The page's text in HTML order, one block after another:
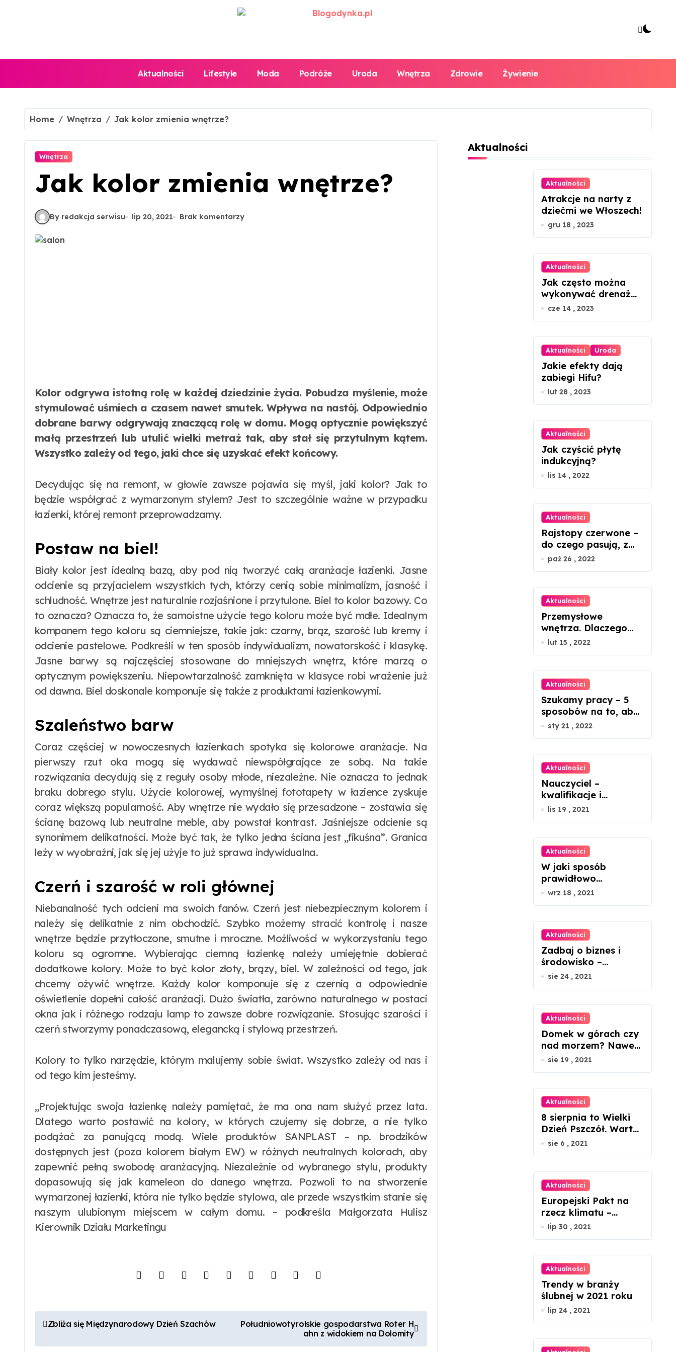
Aktualności Lifestyle Moda Podróże Uroda Wnętrza Zdrowie Żywienie
Home Wnętrza Jak kolor zmienia wnętrze?
Wnętrza
Jak kolor zmienia wnętrze?
By redakcja serwisu lip 20, 2021 Brak komentarzy
Kolor odgrywa istotną rolę w każdej dziedzinie życia. Pobudza myślenie, może
stymulować uśmiech a czasem nawet smutek. Wpływa na nastój. Odpowiednio
dobrane barwy odgrywają znaczącą rolę w domu. Mogą optycznie powiększyć
małą przestrzeń lub utulić wielki metraż tak, aby stał się przytulnym kątem.
Wszystko zależy od tego, jaki chce się uzyskać efekt końcowy.
Decydując się na remont, w głowie zawsze pojawia się myśl, jaki kolor? Jak to
będzie współgrać z wymarzonym stylem? Jest to szczególnie ważne w przypadku
łazienki, której remont przeprowadzamy.
Postaw na biel!
Biały kolor jest idealną bazą, aby pod nią tworzyć całą aranżacje łazienki. Jasne
odcienie są przyjacielem wszystkich tych, którzy cenią sobie minimalizm, jasność i
schludność. Wnętrze jest naturalnie rozjaśnione i przytulone. Biel to kolor bazowy. Co
to oznacza? Oznacza to, że samoistne użycie tego koloru może być mdłe. Idealnym
kompanem tego koloru są ciemniejsze, takie jak: czarny, brąz, szarość lub kremy i
odcienie pastelowe. Podkreśli w ten sposób indywidualizm, nowatorskość i klasykę.
Jasne barwy są najczęściej stosowane do mniejszych wnętrz, które marzą o
optycznym powiększeniu. Niepowtarzalność zamknięta w klasyce robi wrażenie już
od dawna. Biel doskonale komponuje się także z produktami łazienkowymi.
Szaleństwo barw
Coraz częściej w nowoczesnych łazienkach spotyka się kolorowe aranżacje. Na
pierwszy rzut oka mogą się wydawać niewspółgrające ze sobą. Na takie
rozwiązania decydują się z reguły osoby młode, niezależne. Nie oznacza to jednak
braku dobrego stylu. Użycie kolorowej, wymyślnej fototapety w łazience zyskuje
coraz większą popularność. Aby wnętrze nie wydało się przesadzone – zostawia się
ścianę bazową lub neutralne meble, aby powstał kontrast. Jaśniejsze odcienie są
synonimem delikatności. Może być tak, że tylko jedna ściana jest „fikuśna”. Granica
leży w wyobraźni, jak się jej użyje to już sprawa indywidualna.
Czerń i szarość w roli głównej
Niebanalność tych odcieni ma swoich fanów. Czerń jest niebezpiecznym kolorem i
należy się delikatnie z nim obchodzić. Szybko możemy stracić kontrolę i nasze
wnętrze będzie przytłoczone, smutne i mroczne. Możliwości w wykorzystaniu tego
koloru są ogromne. Wybierając ciemną łazienkę należy umiejętnie dobierać
dodatkowe kolory. Może to być kolor złoty, brązy, biel. W zależności od tego, jak
chcemy ożywić wnętrze. Każdy kolor komponuje się z czernią a odpowiednie
oświetlenie dopełni całość aranżacji. Dużo światła, zarówno naturalnego w postaci
okna jak i różnego rodzaju lamp to zawsze dobre rozwiązanie. Stosując szarości i
czerń stworzymy ponadczasową, elegancką i stylową przestrzeń.
Kolory to tylko narzędzie, którym malujemy sobie świat. Wszystko zależy od nas i
od tego kim jesteśmy.
„Projektując swoja łazienkę należy pamiętać, że ma ona nam służyć przez lata.
Dlatego warto postawić na kolory, w których czujemy się dobrze, a nie tylko
podążać za panującą modą. Wiele produktów SANPLAST – np. brodzików
dostępnych jest (poza kolorem białym EW) w różnych neutralnych kolorach, aby
zapewnić pełną swobodę aranżacyjną. Niezależnie od wybranego stylu, produkty
dopasowują się jak kameleon do danego wnętrza. Pozwoli to na stworzenie
wymarzonej łazienki, która nie tylko będzie stylowa, ale przede wszystkim stanie się
naszym ulubionym miejscem w całym domu. – podkreśla Małgorzata Hulisz
Kierownik Działu Marketingu
N
a
Zbliża się Międzynarodowy Dzień Szachów
Południowotyrolskie gospodarstwa Roter H
ahn z widokiem na Dolomity
Aktualności
Aktualności
Atrakcje na narty z
dziećmi we Włoszech!
gru 18 , 2023
Aktualności
Jak często można
wykonywać drenaż
limfatyczny twarzy?
cze 14 , 2023
Aktualności Uroda
Jakie efekty dają
zabiegi Hifu?
lut 28 , 2023
Aktualności
Jak czyścić płytę
indukcyjną?
lis 14 , 2022
Aktualności
Rajstopy czerwone –
do czego pasują, z
czym nosić?
paź 26 , 2022
Aktualności
Przemysłowe
wnętrza. Dlaczego
łóżko metalowe
lut 15 , 2022
Aktualności
Szukamy pracy – 5
sposobów na to, aby
ją znaleźć
sty 21 , 2022
Aktualności
Nauczyciel –
kwalifikacje i
kompetencje
lis 19 , 2021
Aktualności
W jaki sposób
prawidłowo
montować panele
wrz 18 , 2021
Aktualności
Zadbaj o biznes i
środowisko –
ekologiczne porady
w
sie 24 , 2021
Aktualności
Domek w górach czy
nad morzem? Nawet
45 proc. wzrosty cen
sie 19 , 2021
Aktualności
8 sierpnia to Wielki
Dzień Pszczół. Warto
docenić ich rolę w
sie 6 , 2021
Aktualności
Europejski Pakt na
rzecz klimatu –
ważne jest
lip 30 , 2021
Aktualności
Trendy w branży
ślubnej w 2021 roku
lip 24 , 2021